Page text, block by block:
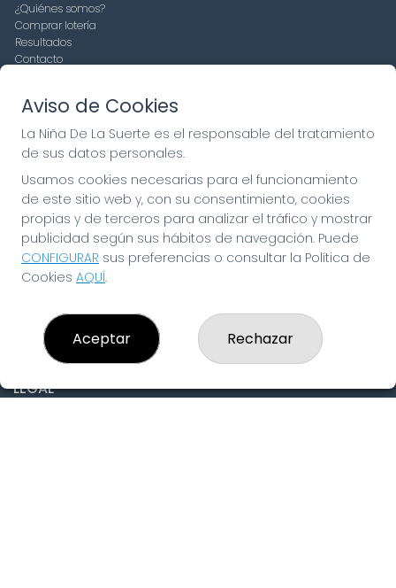
¿Quiénes somos?
Comprar lotería
Resultados
Contacto
Peñas
Boletos digitales
Acceso
Registro
CONTACTO
ADMINISTRACION DE LOTERIAS: 19-FUENLABRADA -
RECEPTOR OFICIAL: 97910
916429571
pedidos@laninadelasuerte.es
Fuenlabrada, 28941
(Madrid) España
LEGAL
Aviso de Cookies
La Niña De La Suerte es el responsable del tratamiento
de sus datos personales.
Usamos cookies necesarias para el funcionamiento
de este sitio web y, con su consentimiento, cookies
propias y de terceros para analizar el tráfico y mostrar
publicidad según sus hábitos de navegación. Puede
CONFIGURAR sus preferencias o consultar la Política de
Cookies AQUÍ.
Aceptar Rechazar